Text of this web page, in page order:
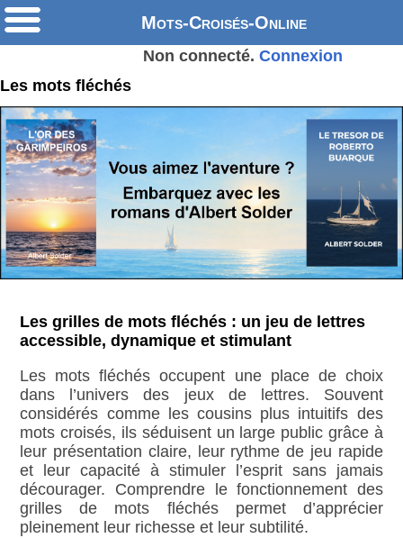
Mots-Croisés-Online
Non connecté. Connexion
Les mots fléchés
Les grilles de mots fléchés : un jeu de lettres
accessible, dynamique et stimulant
Les mots fléchés occupent une place de choix
dans l’univers des jeux de lettres. Souvent
considérés comme les cousins plus intuitifs des
mots croisés, ils séduisent un large public grâce à
leur présentation claire, leur rythme de jeu rapide
et leur capacité à stimuler l’esprit sans jamais
décourager. Comprendre le fonctionnement des
grilles de mots fléchés permet d’apprécier
pleinement leur richesse et leur subtilité.